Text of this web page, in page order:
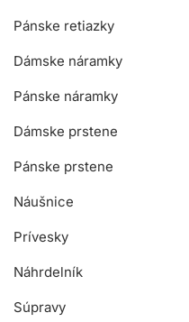
Pánske retiazky
Dámske náramky
Pánske náramky
Dámske prstene
Pánske prstene
Náušnice
Prívesky
Náhrdelník
Súpravy